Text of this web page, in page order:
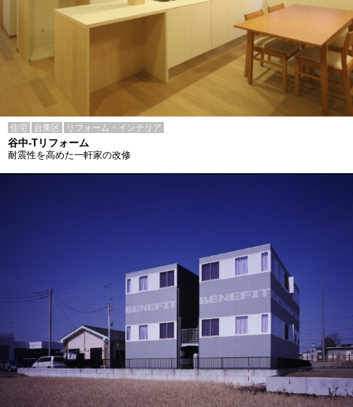
住宅 台東区 リフォーム・インテリア
谷中-Tリフォーム
耐震性を高めた一軒家の改修